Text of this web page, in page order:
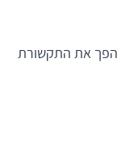
את התקשורת